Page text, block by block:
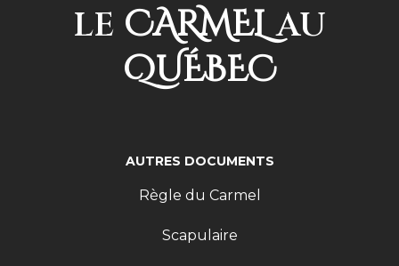
LE CARMELAU
QUÉBEC
AUTRES DOCUMENTS
Règle du Carmel
Scapulaire